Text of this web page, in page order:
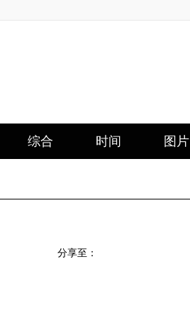
综合 时间 图片
分享至：